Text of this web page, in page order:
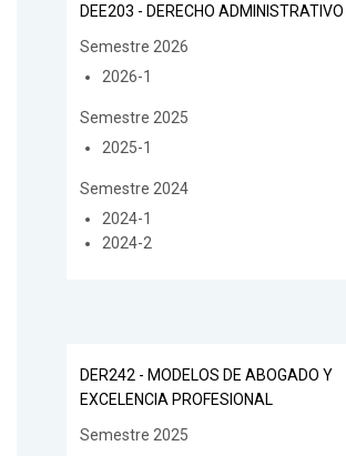
DEE203 - DERECHO ADMINISTRATIVO
Semestre 2026
2026-1
Semestre 2025
2025-1
Semestre 2024
2024-1
2024-2
DER242 - MODELOS DE ABOGADO Y
EXCELENCIA PROFESIONAL
Semestre 2025